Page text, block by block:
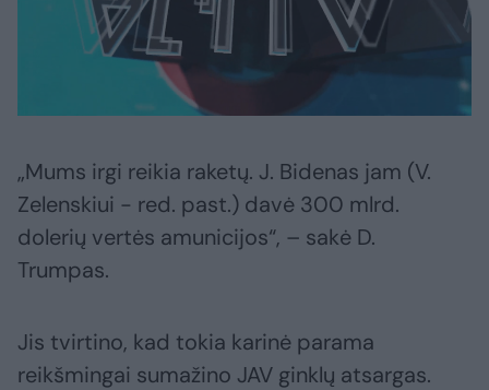
„Mums irgi reikia raketų. J. Bidenas jam (V.
Zelenskiui - red. past.) davė 300 mlrd.
dolerių vertės amunicijos“, – sakė D.
Trumpas.
Jis tvirtino, kad tokia karinė parama
reikšmingai sumažino JAV ginklų atsargas.